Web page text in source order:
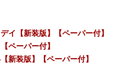
イ【新装版】【ペーパー付】
ペーパー付】
新装版】【ペーパー付】